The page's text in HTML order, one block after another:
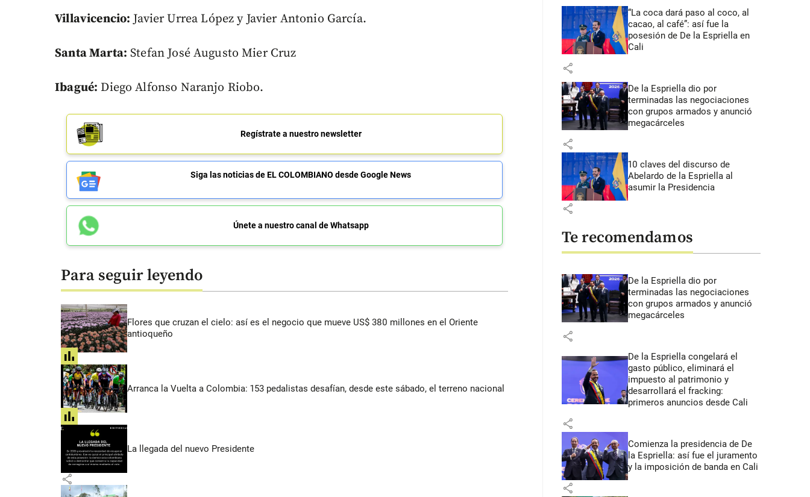
Villavicencio: Javier Urrea López y Javier Antonio García.
Santa Marta: Stefan José Augusto Mier Cruz
Ibagué: Diego Alfonso Naranjo Riobo.
Regístrate a nuestro newsletter
Siga las noticias de EL COLOMBIANO desde Google News
Únete a nuestro canal de Whatsapp
Para seguir leyendo
Flores que cruzan el cielo: así es el negocio que mueve US$ 380 millones en el Oriente
antioqueño
share
Arranca la Vuelta a Colombia: 153 pedalistas desafían, desde este sábado, el terreno nacional
share
La llegada del nuevo Presidente
share
“La coca dará paso al coco, al
cacao, al café”: así fue la
posesión de De la Espriella en
Cali
share
De la Espriella dio por
terminadas las negociaciones
con grupos armados y anunció
megacárceles
share
10 claves del discurso de
Abelardo de la Espriella al
asumir la Presidencia
share
Te recomendamos
De la Espriella dio por
terminadas las negociaciones
con grupos armados y anunció
megacárceles
share
De la Espriella congelará el
gasto público, eliminará el
impuesto al patrimonio y
desarrollará el fracking:
primeros anuncios desde Cali
share
Comienza la presidencia de De
la Espriella: así fue el juramento
y la imposición de banda en Cali
share